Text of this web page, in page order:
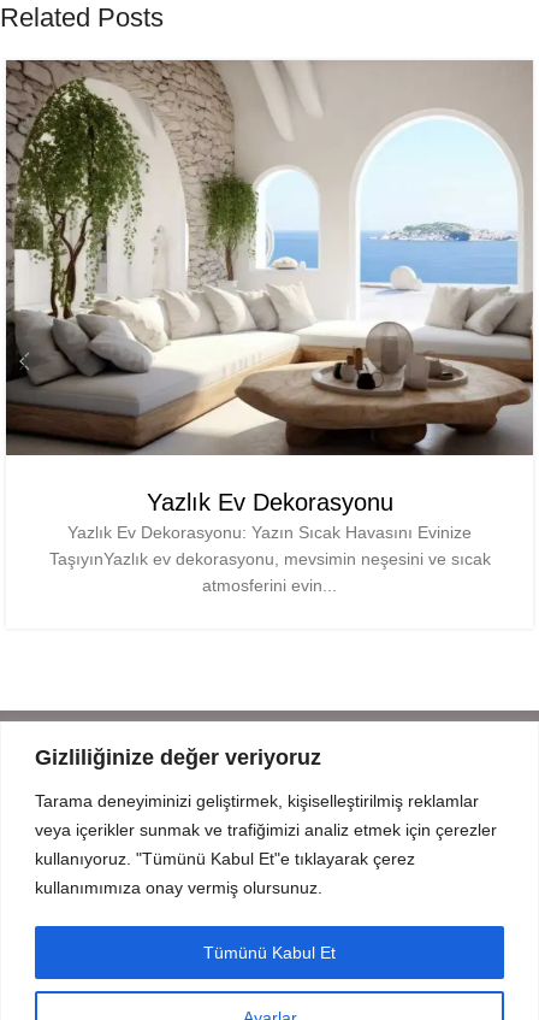
Gizliliğinize değer veriyoruz
Tarama deneyiminizi geliştirmek, kişiselleştirilmiş reklamlar
veya içerikler sunmak ve trafiğimizi analiz etmek için çerezler
kullanıyoruz. "Tümünü Kabul Et"e tıklayarak çerez
kullanımımıza onay vermiş olursunuz.
Tümünü Kabul Et
Related Posts
Yazlık Ev Dekorasyonu
Yazlık Ev Dekorasyonu: Yazın Sıcak Havasını Evinize
TaşıyınYazlık ev dekorasyonu, mevsimin neşesini ve sıcak
atmosferini evin...
Mahmut Şevket Paşa Cd. No 52 Beykoz Istanbul
+90 216 319 52 07
info@prodizayn.com.tr
PRODİZAYN
YARDIM